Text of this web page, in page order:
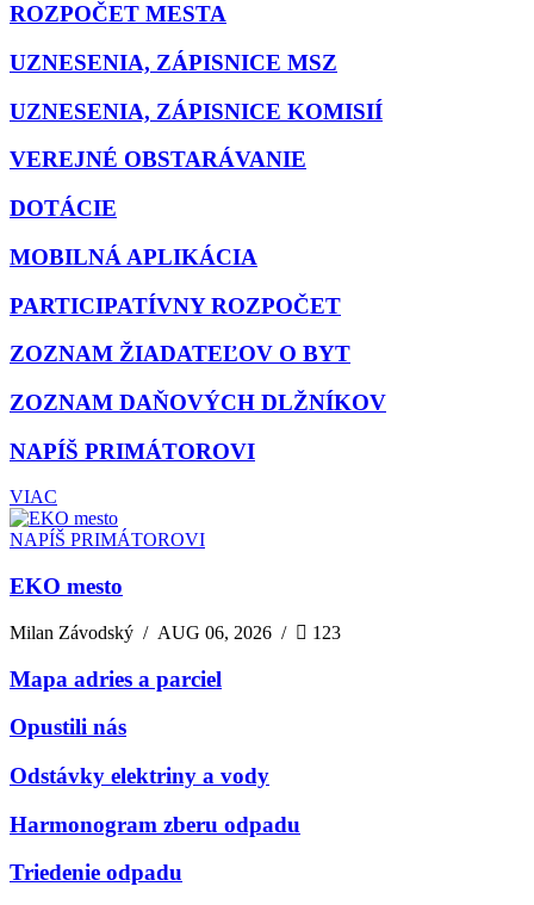
ROZPOČET MESTA
UZNESENIA, ZÁPISNICE MSZ
UZNESENIA, ZÁPISNICE KOMISIÍ
VEREJNÉ OBSTARÁVANIE
DOTÁCIE
MOBILNÁ APLIKÁCIA
PARTICIPATÍVNY ROZPOČET
ZOZNAM ŽIADATEĽOV O BYT
ZOZNAM DAŇOVÝCH DLŽNÍKOV
NAPÍŠ PRIMÁTOROVI
VIAC
NAPÍŠ PRIMÁTOROVI
EKO mesto
Milan Závodský /AUG 06, 2026 / 123
Mapa adries a parciel
Opustili nás
Odstávky elektriny a vody
Harmonogram zberu odpadu
Triedenie odpadu